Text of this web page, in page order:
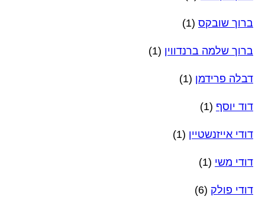
ברוך שובקס (1)
ברוך שלמה ברנדווין (1)
דבלה פרידמן (1)
דוד יוסף (1)
דודי אייזנשטיין (1)
דודי משי (1)
דודי פולק (6)